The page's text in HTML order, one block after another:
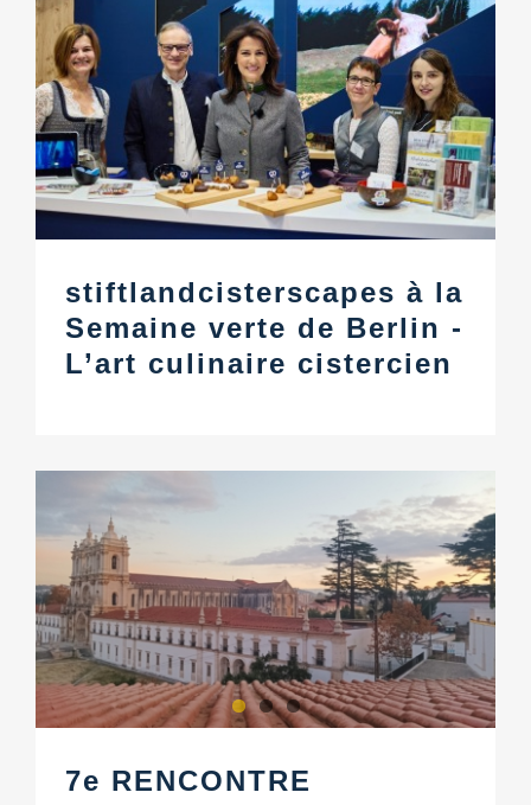
stiftlandcisterscapes à la
Semaine verte de Berlin -
L’art culinaire cistercien
7e RENCONTRE